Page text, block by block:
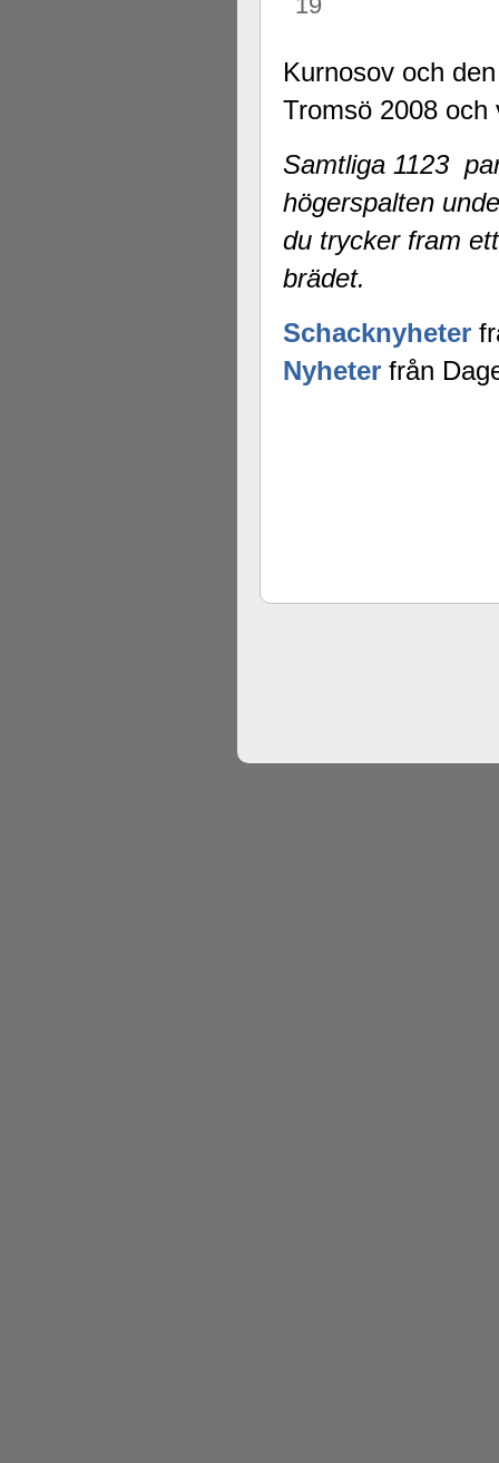
Kurnosov och
Tromsö 2008 och
Samtliga 1123
högerspalten
du trycker fram
brädet.
Schacknyheter
Nyheter från